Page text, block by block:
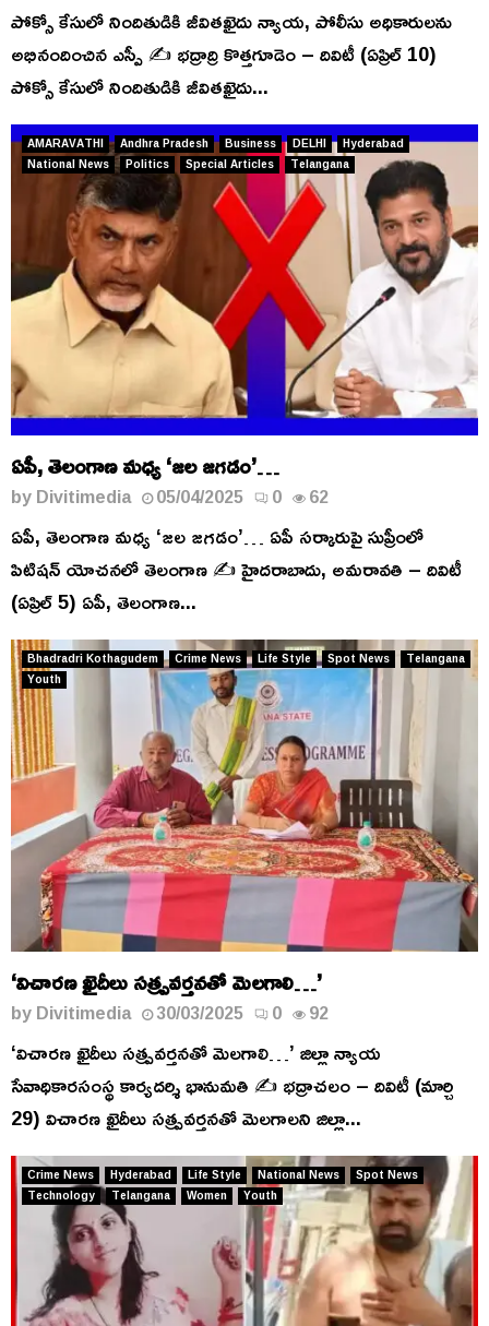
పోక్సో కేసులో నిందితుడికి జీవితఖైదు న్యాయ, పోలీసు అధికారులను
అభినందించిన ఎస్పీ ✍️ భద్రాద్రి కొత్తగూడెం – దివిటీ (ఏప్రిల్ 10)
పోక్సో కేసులో నిందితుడికి జీవితఖైదు...
AMARAVATHI Andhra Pradesh Business DELHI
Hyderabad
National News
Politics Special Articles Telangana
ఏపీ, తెలంగాణ మధ్య ‘జల జగడం’…
byDivitimedia 05/04/2025 0 62
ఏపీ, తెలంగాణ మధ్య ‘జల జగడం’… ఏపీ సర్కారుపై సుప్రీంలో
పిటిషన్ యోచనలో తెలంగాణ ✍️ హైదరాబాదు, అమరావతి – దివిటీ
(ఏప్రిల్ 5) ఏపీ, తెలంగాణ...
Bhadradri Kothagudem Crime News Life Style Spot News
Telangana
Youth
‘విచారణ ఖైదీలు సత్ప్రవర్తనతో మెలగాలి…’
byDivitimedia 30/03/2025 0 92
‘విచారణ ఖైదీలు సత్ప్రవర్తనతో మెలగాలి…’ జిల్లా న్యాయ
సేవాధికారసంస్థ కార్యదర్శి భానుమతి ✍️ భద్రాచలం – దివిటీ (మార్చి
29) విచారణ ఖైదీలు సత్ప్రవర్తనతో మెలగాలని జిల్లా...
Crime News Hyderabad Life Style National News
Spot News
Technology
Telangana Women Youth